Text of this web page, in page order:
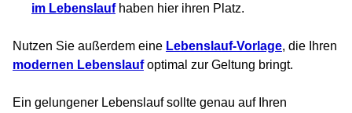
im Lebenslaufhaben hier ihren Platz.
Nutzen Sie außerdem eine Lebenslauf-Vorlage, die Ihren
modernen Lebenslaufoptimal zur Geltung bringt.
Ein gelungener Lebenslauf sollte genau auf Ihren